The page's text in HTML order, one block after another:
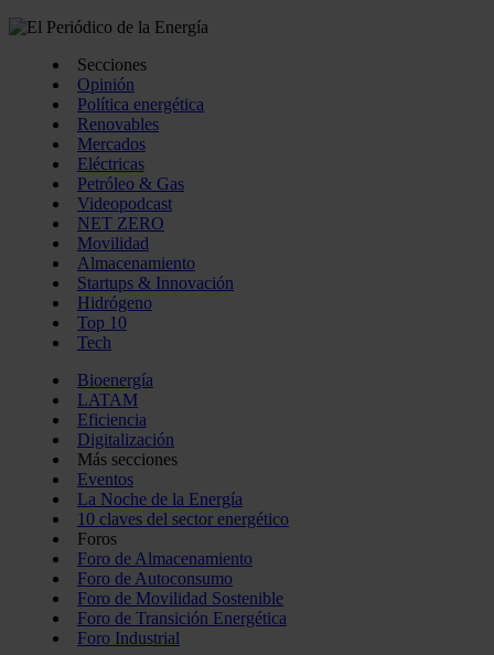
Secciones
Opinión
Política energética
Renovables
Mercados
Eléctricas
Petróleo & Gas
Videopodcast
NET ZERO
Movilidad
Almacenamiento
Startups & Innovación
Hidrógeno
Top 10
Tech
Bioenergía
LATAM
Eficiencia
Digitalización
Más secciones
Eventos
La Noche de la Energía
10 claves del sector energético
Foros
Foro de Almacenamiento
Foro de Autoconsumo
Foro de Movilidad Sostenible
Foro de Transición Energética
Foro Industrial